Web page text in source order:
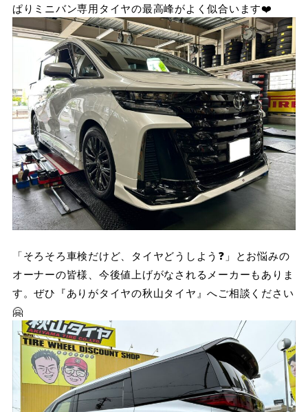
ぱりミニバン専用タイヤの最高峰がよく似合います❤️
「そろそろ車検だけど、タイヤどうしよう❓」とお悩みの
オーナーの皆様、今後値上げがなされるメーカーもありま
す。ぜひ『ありがタイヤの秋山タイヤ』へご相談ください
🤗